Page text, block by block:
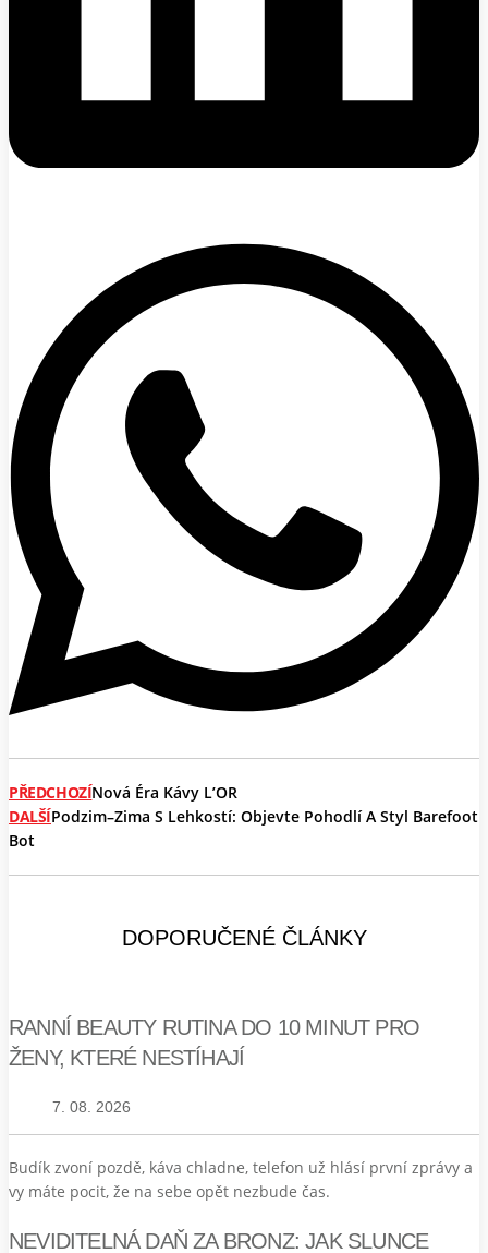
PŘEDCHOZÍNová Éra Kávy L’OR
DALŠÍPodzim–Zima S Lehkostí: Objevte Pohodlí A Styl Barefoot
Bot
DOPORUČENÉ ČLÁNKY
RANNÍ BEAUTY RUTINA DO 10 MINUT PRO
ŽENY, KTERÉ NESTÍHAJÍ
7. 08. 2026
Budík zvoní pozdě, káva chladne, telefon už hlásí první zprávy a
vy máte pocit, že na sebe opět nezbude čas.
NEVIDITELNÁ DAŇ ZA BRONZ: JAK SLUNCE